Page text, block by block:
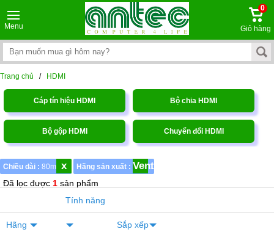
Menu
0
Giỏ hàng
Trang chủ / HDMI
Cáp tín hiệu HDMI Bộ chia HDMI
Bộ gộp HDMI Chuyển đổi HDMI
Chiều dài : 80m x Hãng sản xuất : Vention
1
Đã lọc được 1 sản phẩm
Hãng
Tính năng
Sắp xếp